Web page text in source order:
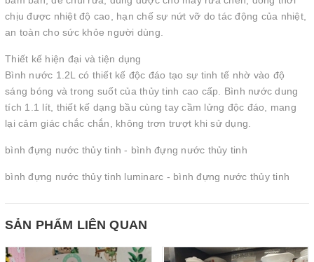
chịu được nhiệt độ cao, hạn chế sự nứt vỡ do tác động của nhiệt,
an toàn cho sức khỏe người dùng.
Thiết kế hiện đại và tiện dụng
Bình nước 1.2L có thiết kế độc đáo tạo sự tinh tế nhờ vào độ
sáng bóng và trong suốt của thủy tinh cao cấp. Bình nước dung
tích 1.1 lít, thiết kế dạng bầu cùng tay cầm lửng độc đáo, mang
lại cảm giác chắc chắn, không trơn trượt khi sử dụng.
bình đựng nước thủy tinh - bình đựng nước thủy tinh
bình đựng nước thủy tinh luminarc - bình đựng nước thủy tinh
SẢN PHẨM LIÊN QUAN